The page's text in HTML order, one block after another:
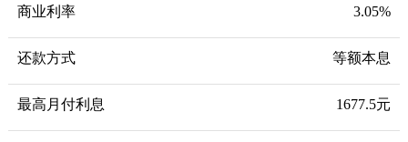
商业利率 3.05%
还款方式 等额本息
最高月付利息 1677.5元